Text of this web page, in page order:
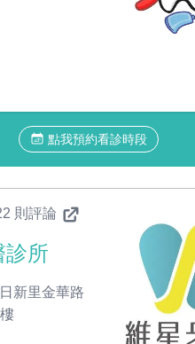
點我預約看診時段
則評論
診所
新里金華路